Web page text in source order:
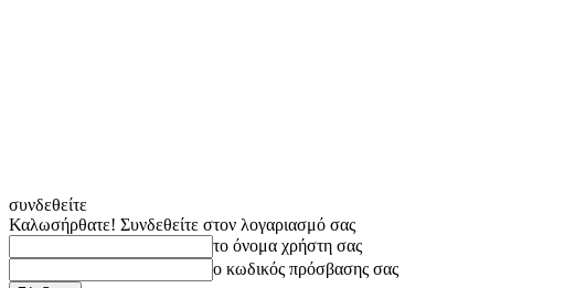
συνδεθείτε
Καλωσήρθατε! Συνδεθείτε στον λογαριασμό σας
το όνομα χρήστη σας
ο κωδικός πρόσβασης σας